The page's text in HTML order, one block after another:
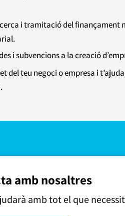
i tramitació del finançament
i subvencions a la creació
del teu negoci o empresa i
amb nosaltres
amb tot el que